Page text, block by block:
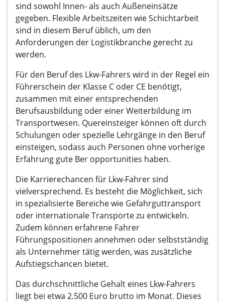
sind sowohl Innen- als auch Außeneinsätze
gegeben. Flexible Arbeitszeiten wie Schichtarbeit
sind in diesem Beruf üblich, um den
Anforderungen der Logistikbranche gerecht zu
werden.
Für den Beruf des Lkw-Fahrers wird in der Regel ein
Führerschein der Klasse C oder CE benötigt,
zusammen mit einer entsprechenden
Berufsausbildung oder einer Weiterbildung im
Transportwesen. Quereinsteiger können oft durch
Schulungen oder spezielle Lehrgänge in den Beruf
einsteigen, sodass auch Personen ohne vorherige
Erfahrung gute Ber opportunities haben.
Die Karrierechancen für Lkw-Fahrer sind
vielversprechend. Es besteht die Möglichkeit, sich
in spezialisierte Bereiche wie Gefahrguttransport
oder internationale Transporte zu entwickeln.
Zudem können erfahrene Fahrer
Führungspositionen annehmen oder selbstständig
als Unternehmer tätig werden, was zusätzliche
Aufstiegschancen bietet.
Das durchschnittliche Gehalt eines Lkw-Fahrers
liegt bei etwa 2.500 Euro brutto im Monat. Dieses